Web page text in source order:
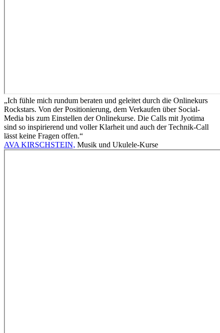
„Ich fühle mich rundum beraten und geleitet durch die Onlinekurs
Rockstars. Von der Positionierung, dem Verkaufen über Social-
Media bis zum Einstellen der Onlinekurse. Die Calls mit Jyotima
sind so inspirierend und voller Klarheit und auch der Technik-Call
lässt keine Fragen offen.“
AVA KIRSCHSTEIN, Musik und Ukulele-Kurse